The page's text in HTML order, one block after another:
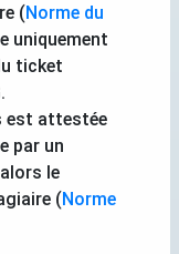
(Norme du
uniquement
ticket
est attestée
par un
le
(Norme